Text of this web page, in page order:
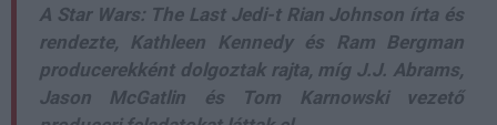
A Star Wars: The Last Jedi-tRian Johnson írta és
rendezte, Kathleen Kennedy és Ram Bergman
producerekként dolgoztak rajta, míg J.J. Abrams,
Jason McGatlin és Tom Karnowski vezető